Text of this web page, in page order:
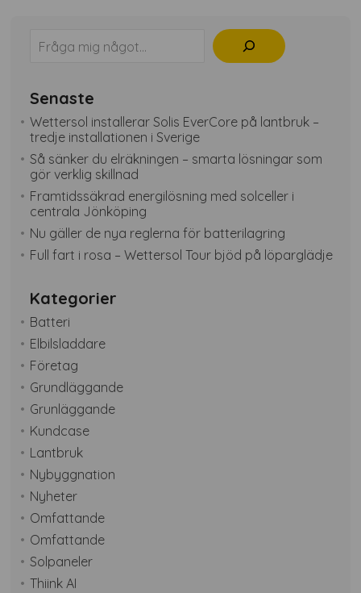
Senaste
Wettersol installerar Solis EverCore på lantbruk –
tredje installationen i Sverige
Så sänker du elräkningen – smarta lösningar som
gör verklig skillnad
Framtidssäkrad energilösning med solceller i
centrala Jönköping
Nu gäller de nya reglerna för batterilagring
Full fart i rosa – Wettersol Tour bjöd på löparglädje
Kategorier
Batteri
Elbilsladdare
Företag
Grundläggande
Grunläggande
Kundcase
Lantbruk
Nybyggnation
Nyheter
Omfattande
Omfattande
Solpaneler
Thiink AI